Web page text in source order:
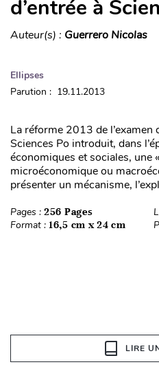
d’entrée à
Auteur(s) : Guerrero Nicolas
Ellipses
Parution : 19.11.2013
La réforme 2013 de l’examen
Sciences Po introduit, dans
économiques et sociales, une
microéconomique ou
présenter un mécanisme,
Pages : 256 Pages
Format : 16,5 cm x 24 cm
LIRE